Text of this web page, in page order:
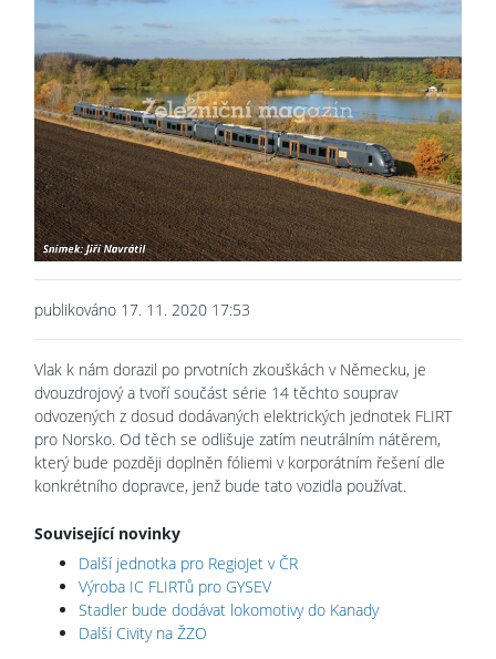
publikováno 17. 11. 2020 17:53
Vlak k nám dorazil po prvotních zkouškách v Německu, je
dvouzdrojový a tvoří součást série 14 těchto souprav
odvozených z dosud dodávaných elektrických jednotek FLIRT
pro Norsko. Od těch se odlišuje zatím neutrálním nátěrem,
který bude později doplněn fóliemi v korporátním řešení dle
konkrétního dopravce, jenž bude tato vozidla používat.
Související novinky
Další jednotka pro RegioJet v ČR
Výroba IC FLIRTů pro GYSEV
Stadler bude dodávat lokomotivy do Kanady
Další Civity na ŽZO